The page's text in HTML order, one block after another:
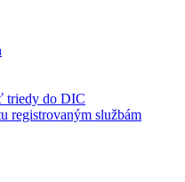
triedy do DIC
registrovaným službám